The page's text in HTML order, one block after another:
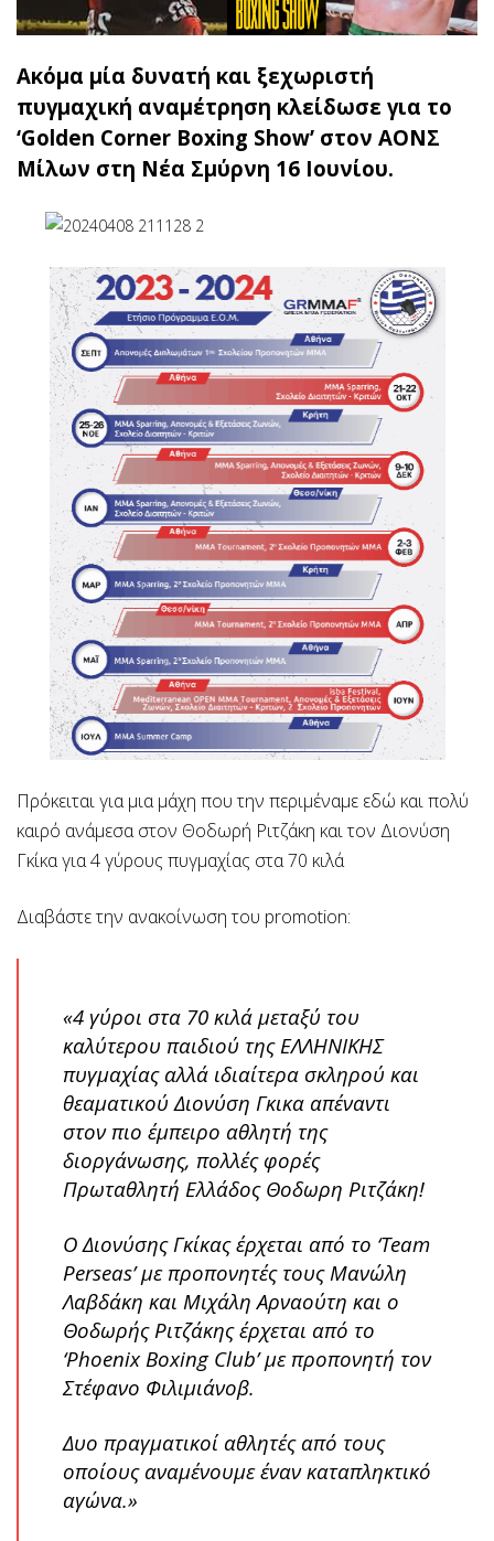
Ακόμα μία δυνατή και ξεχωριστή
πυγμαχική αναμέτρηση κλείδωσε για το
‘Golden Corner Boxing Show’ στον ΑΟΝΣ
Μίλων στη Νέα Σμύρνη 16 Ιουνίου.
Πρόκειται για μια μάχη που την περιμέναμε εδώ και πολύ
καιρό ανάμεσα στον Θοδωρή Ριτζάκη και τον Διονύση
Γκίκα για 4 γύρους πυγμαχίας στα 70 κιλά
Διαβάστε την ανακοίνωση του promotion:
«4 γύροι στα 70 κιλά μεταξύ του
καλύτερου παιδιού της ΕΛΛΗΝΙΚΗΣ
πυγμαχίας αλλά ιδιαίτερα σκληρού και
θεαματικού Διονύση Γκικα απέναντι
στον πιο έμπειρο αθλητή της
διοργάνωσης, πολλές φορές
Πρωταθλητή Ελλάδος Θοδωρη Ριτζάκη!
Ο Διονύσης Γκίκας έρχεται από το ‘Team
Perseas’ με προπονητές τους Μανώλη
Λαβδάκη και Μιχάλη Αρναούτη και ο
Θοδωρής Ριτζάκης έρχεται από το
‘Phoenix Boxing Club’ με προπονητή τον
Στέφανο Φιλιμιάνοβ.
Δυο πραγματικοί αθλητές από τους
οποίους αναμένουμε έναν καταπληκτικό
αγώνα.»